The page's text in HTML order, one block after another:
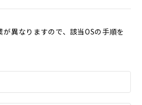
が異なりますので、該当OSの手順を